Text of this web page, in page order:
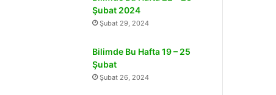
Şubat 2024
Şubat 29, 2024
Bilimde Bu Hafta 19 – 25
Şubat
Şubat 26, 2024